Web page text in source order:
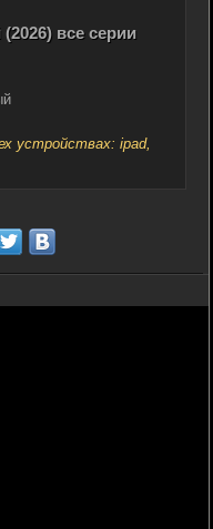
все серии
устройствах: ipad,